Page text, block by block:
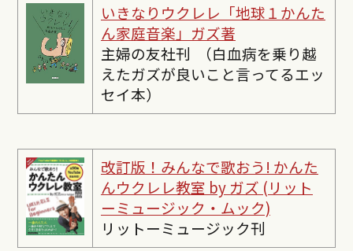
いきなりウクレレ「地球１かんた
ん家庭音楽」ガズ著
主婦の友社刊 （白血病を乗り越
えたガズが良いこと言ってるエッ
セイ本）
改訂版！みんなで歌おう! かんた
んウクレレ教室 by ガズ (リット
ーミュージック・ムック)
リットーミュージック刊